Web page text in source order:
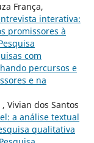
França,
interativa:
promissores à
com
percursos e
e na
Vivian dos Santos
a análise textual
qualitativa